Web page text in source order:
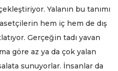
Yalanın bu tanımı
hem iç hem de dış
Gerçeğin tadı yavan
göre az ya da çok yalan
sunuyorlar. İnsanlar da